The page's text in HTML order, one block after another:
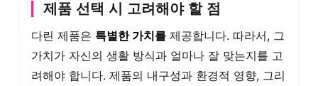
제품 선택 시 고려해야 할 점
다린 제품은 특별한 가치를 제공합니다. 따라서, 그
가치가 자신의 생활 방식과 얼마나 잘 맞는지를 고
려해야 합니다. 제품의 내구성과 환경적 영향, 그리